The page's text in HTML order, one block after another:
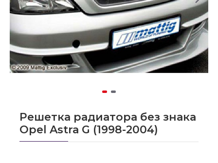
Решетка радиатора без знака
Opel Astra G (1998-2004)